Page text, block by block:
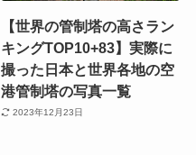
【世界の管制塔の高さラン
キングTOP10+83】実際に
撮った日本と世界各地の空
港管制塔の写真一覧
2023年12月23日